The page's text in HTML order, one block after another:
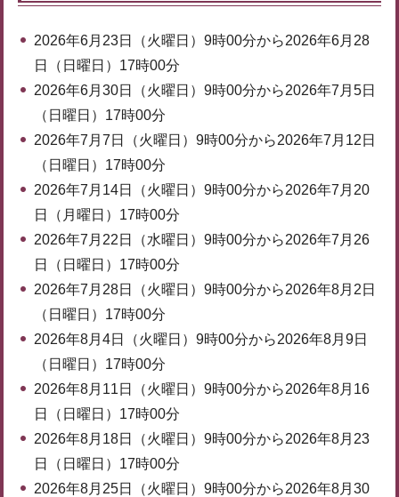
2026年6月23日（火曜日）9時00分から2026年6月28
日（日曜日）17時00分
2026年6月30日（火曜日）9時00分から2026年7月5日
（日曜日）17時00分
2026年7月7日（火曜日）9時00分から2026年7月12日
（日曜日）17時00分
2026年7月14日（火曜日）9時00分から2026年7月20
日（月曜日）17時00分
2026年7月22日（水曜日）9時00分から2026年7月26
日（日曜日）17時00分
2026年7月28日（火曜日）9時00分から2026年8月2日
（日曜日）17時00分
2026年8月4日（火曜日）9時00分から2026年8月9日
（日曜日）17時00分
2026年8月11日（火曜日）9時00分から2026年8月16
日（日曜日）17時00分
2026年8月18日（火曜日）9時00分から2026年8月23
日（日曜日）17時00分
2026年8月25日（火曜日）9時00分から2026年8月30